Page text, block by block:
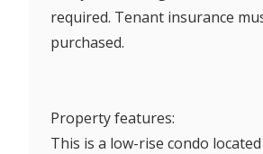
required. Tenant insurance
purchased.
Property features:
This is a low-rise condo located